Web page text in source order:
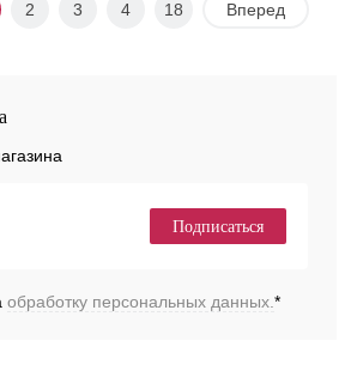
2 3 4 18 Вперед
Подписаться
обработку персональных данных.*